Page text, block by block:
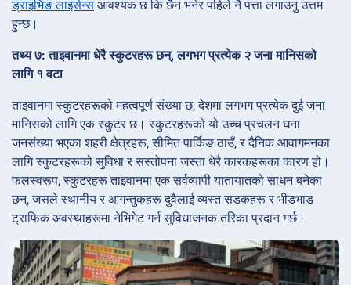
ड्राइभिङ लाइसेन्स आवश्यक छ कि छैन भनेर पहिले नै पत्ता लगाउनु उत्तम
हुन्छ।
तथ्य ७: ताइवानमा धेरै स्कुटरहरू छन्, लगभग प्रत्येक २ जना मानिसको
लागि १ वटा
ताइवानमा स्कुटरहरूको महत्वपूर्ण संख्या छ, देशमा लगभग प्रत्येक दुई जना
मानिसको लागि एक स्कुटर छ। स्कुटरहरूको यो उच्च प्रचलन घना
जनसंख्या भएका शहरी क्षेत्रहरू, सीमित पार्किङ ठाउँ, र दैनिक आवागमनका
लागि स्कुटरहरूको सुविधा र सस्तोपना जस्ता धेरै कारकहरूका कारण हो।
फलस्वरूप, स्कुटरहरू ताइवानमा एक सर्वव्यापी यातायातको साधन बनेका
छन्, जसले स्थानीय र आगन्तुकहरू दुवैलाई व्यस्त सडकहरू र भीडभाड
ट्राफिक अवस्थाहरूमा नेभिगेट गर्न सुविधाजनक तरिका प्रदान गर्छ।